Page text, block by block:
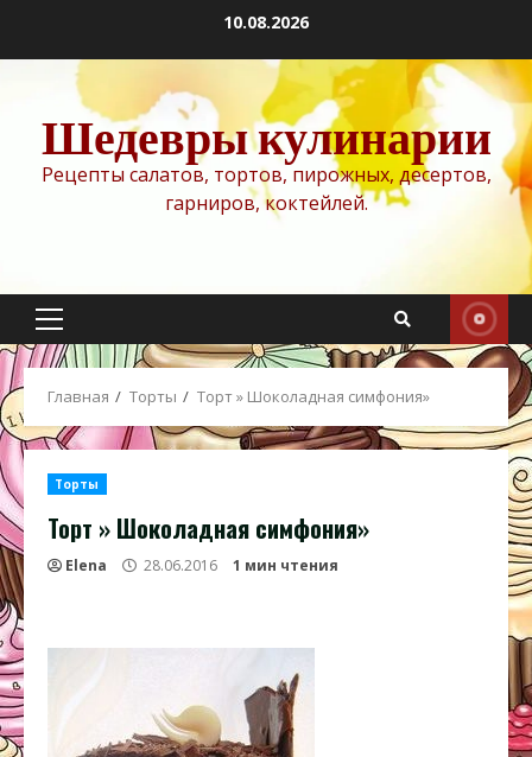
содержимому
10.08.2026
Шедевры кулинарии
Рецепты салатов, тортов, пирожных, десертов,
гарниров, коктейлей.
Основное
меню
Главная Торты Торт » Шоколадная симфония»
Торты
Торт » Шоколадная симфония»
Elena 28.06.2016 1 мин чтения